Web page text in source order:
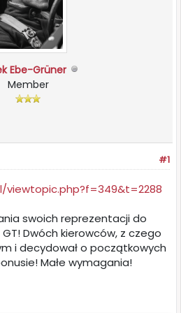
Ebe-Grüner
Member
#1
viewtopic.php?f=349&t=2288
swoich reprezentacji do
Dwóch kierowców, z czego
i decydował o początkowych
Małe wymagania!